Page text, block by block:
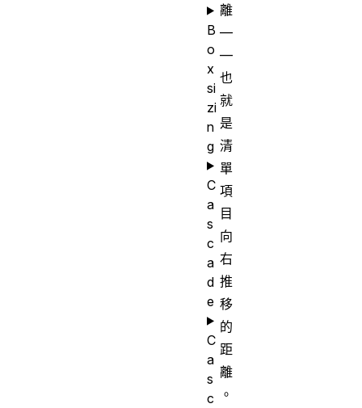
離
—
—
也
就
是
清
單
項
目
向
右
推
移
的
距
離
。
B
o
x
si
zi
n
g
C
a
s
c
a
d
e
C
a
s
c